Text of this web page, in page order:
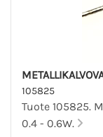
105825
Tuote 105825.
0.4 - 0.6W.